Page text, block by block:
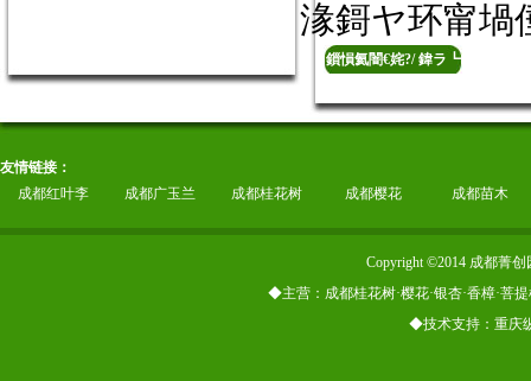
湪鎶ヤ环甯
鎻愪氦闇€姹?/ 鍏ラ┗
友情链接：
成都红叶李
成都广玉兰 成都桂花树 成都樱花 成都苗木
Copyright ©2014 成都菁
◆主营：成都桂花树·樱花·银杏·香樟·菩
◆技术支持：重庆